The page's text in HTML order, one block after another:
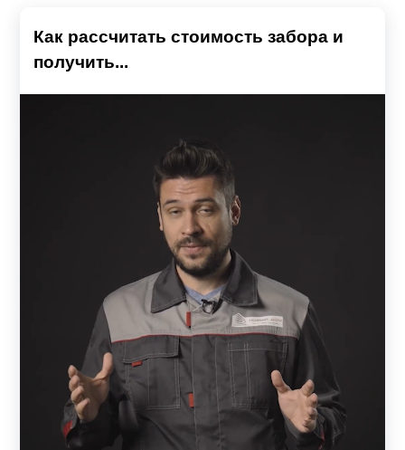
Как рассчитать стоимость забора и
получить...